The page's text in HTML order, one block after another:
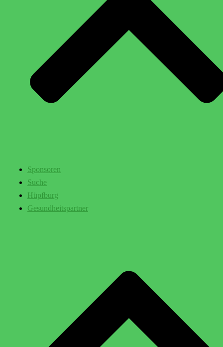
Sponsoren
Suche
Hüpfburg
Gesundheitspartner